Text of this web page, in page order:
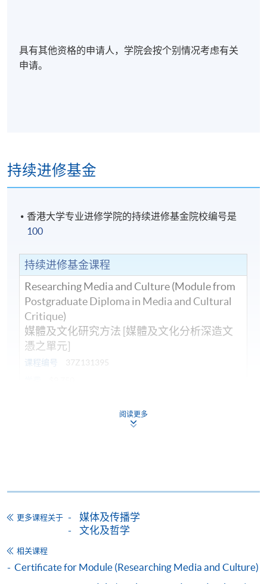
具有其他资格的申请人，学院会按个别情况考虑有关
申请。
持续进修基金
香港大学专业进修学院的持续进修基金院校编号是
100
持续进修基金课程
Researching Media and Culture (Module from
Postgraduate Diploma in Media and Cultural
Critique)
媒體及文化研究方法 [媒體及文化分析深造文
憑之單元]
课程编号
37Z131395
Visualising Cultures (Module from
查询号码
2910-7607
Media and Popular Culture (Module from
Postgraduate Diploma in Media and Cultural
Critique)
媒體與流行文化 [媒體及文化分析深造文憑之
阅读更多
更多课程关于
媒体及传播学
文化及哲学
相关课程
Certificate for Module (Researching Media and Culture)